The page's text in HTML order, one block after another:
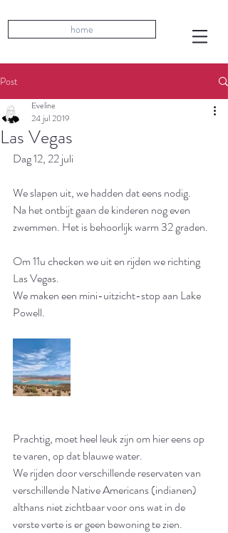
home
Post
Las Vegas
Eveline
24 jul 2019
Dag 12, 22 juli
We slapen uit, we hadden dat eens nodig.
Na het ontbijt gaan de kinderen nog even
zwemmen. Het is behoorlijk warm 32 graden.
Om 11u checken we uit en rijden we richting
Las Vegas.
We maken een mini-uitzicht-stop aan Lake
Powell.
Prachtig, moet heel leuk zijn om hier eens op
te varen, op dat blauwe water.
We rijden door verschillende reservaten van
verschillende Native Americans (indianen)
althans niet zichtbaar voor ons wat in de
verste verte is er geen bewoning te zien.